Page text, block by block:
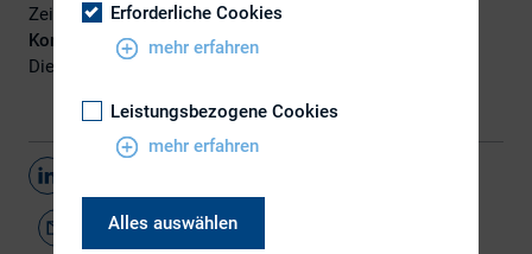
Zeitung) am 22. Juni 2021 im Rahmen der
Konferenz
Die
Videoaufzeichnung
Erforderliche Cookies
mehr erfahren
Leistungsbezogene Cookies
mehr erfahren
Alles auswählen